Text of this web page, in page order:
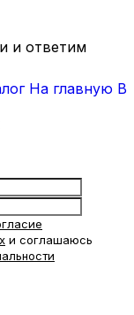
и ответим
На главную В
и соглашаюсь